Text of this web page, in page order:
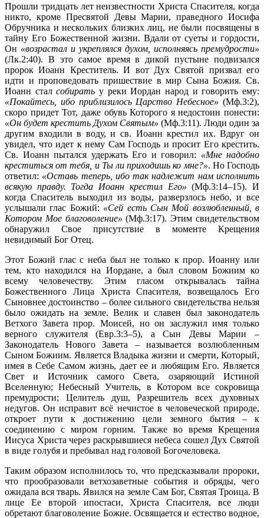
Прошли тридцать лет неизвестности Христа Спасителя, когда
никто, кроме Пресвятой Девы Марии, праведного Иосифа
Обручника и нескольких близких лиц, не были посвящены в
тайну Его Божественной жизни. Вдали от суеты и гордости,
Он «возрастал и укреплялся духом, исполняясь премудрости»
(Лк.2:40). В это самое время в дикой пустыне подвизался
пророк Иоанн Креститель. И вот Дух Святой призвал его
идти и проповедовать пришествие в мир Сына Божия. Св.
Иоанн сталсобирать у реки Иордан народ и говорить ему:
«Покайтесь, ибо приблизилось Царство Небесное» (Мф.3:2),
скоро придет Тот, даже обувь Которого я недостоин понести:
«Он будет крестить Духом Святым» (Мф.3:11). Люди один за
другим входили в воду, и св. Иоанн крестил их. Вдруг он
увидел, что идет к нему Сам Господь и просит Его крестить.
Св. Иоанн пытался удержать Его и говорил: «Мне надобно
креститься от тебя, и Ты ли приходишь ко мне?». Но Господь
ответил: «Оставь теперь, ибо так надлежит нам исполнить
всякую правду. Тогда Иоанн крестил Его» (Мф.3:14–15). И
когда Спаситель выходил из воды, разверзлось небо, и все
услышали глас Божий: «Сей есть Сын Мой возлюбленный, в
Котором Мое благоволение» (Мф.3:17). Этим свидетельством
обнаружил Свое присутствие в моменте Крещения
невидимый Бог Отец.
Этот Божий глас с неба был не только к прор. Иоанну или
тем, кто находился на Иордане, а был словом Божиим ко
всему человечеству. Этим гласом открывалась тайна
Божественного Лица Христа Спасителя, возвещалось Его
Сыновнее достоинство – более сильного свидетельства нельзя
было ожидать на земле. Велик и славен был законодатель
Ветхого Завета прор. Моисей, но он заслужил имя только
верного служителя (Евр.3:3–5), а Сын Девы Марии –
Законодатель Нового Завета – называется возлюбленным
Сыном Божиим. Является Владыка жизни и смерти, Который,
имея в Себе Самом жизнь, дает ее и любящим Его. Является
Свет и Источник самого Света, озаряющий Истиной
Вселенную; Небесный Учитель, в Котором все сокровища
премудрости; Целитель душ, Разрешитель всех духовных
недугов. Он исправит всё нечистое в человеческой природе,
откроет пути к достижению цели земного бытия – к
соединению с миром горним. Также во время Крещения
Иисуса Христа через раскрывшиеся небеса сошел Дух Святой
в виде голубя и пребывал над головой Богочеловека.
Таким образом исполнилось то, что предсказывали пророки,
что прообразовали ветхозаветные события и обряды, чего
ожидала вся тварь. Явился на земле Сам Бог, Святая Троица. В
лице Ее второй ипостаси, Христа Спасителя, все люди
обретают благоволение Божие. Освящается и естество водное,